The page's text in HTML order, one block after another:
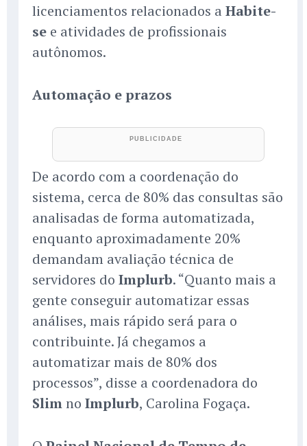
licenciamentos relacionados a Habite-
se e atividades de profissionais
autônomos.
Automação e prazos
De acordo com a coordenação do
sistema, cerca de 80% das consultas são
analisadas de forma automatizada,
enquanto aproximadamente 20%
demandam avaliação técnica de
servidores do Implurb. “Quanto mais a
gente conseguir automatizar essas
análises, mais rápido será para o
contribuinte. Já chegamos a
automatizar mais de 80% dos
processos”, disse a coordenadora do
Slimno Implurb, Carolina Fogaça.